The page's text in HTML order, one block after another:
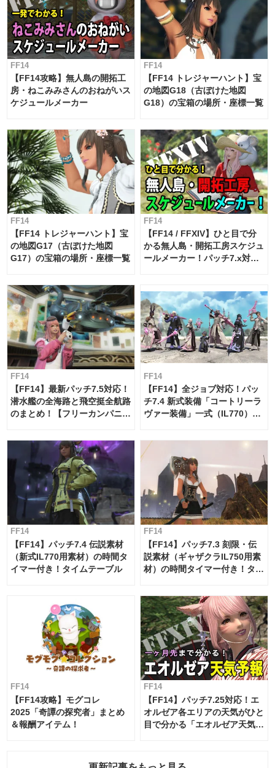
FF14
【FF14攻略】無人島の開拓工
房・ねこみみさんのおねがいス
ケジュールメーカー
FF14
【FF14 トレジャーハント】宝
の地図G18（古ぼけた地図
G18）の宝箱の場所・座標一覧
FF14
【FF14 トレジャーハント】宝
の地図G17（古ぼけた地図
G17）の宝箱の場所・座標一覧
FF14
【FF14 / FFXIV】ひと目で分
かる無人島・開拓工房スケジュ
ールメーカー！パッチ7.x対応
FF14
【FF14】最新パッチ7.5対応！
潜水艦の全海路と飛空挺全航路
のまとめ！【フリーカンパニ
FF14
【FF14】全ジョブ対応！パッ
チ7.4 新式装備「コートリーラ
ヴァー装備」一式（IL770）の
FF14
【FF14】パッチ7.4 伝説素材
（新式IL770用素材）の時間タ
イマー付き！タイムテーブル
FF14
【FF14】パッチ7.3 刻限・伝
説素材（ギャザクラIL750用素
材）の時間タイマー付き！タイ
FF14
【FF14攻略】モグコレ
2025「奇譚の探究者」まとめ
＆報酬アイテム！
FF14
【FF14】パッチ7.25対応！エ
オルゼア各エリアの天気がひと
目で分かる「エオルゼア天気予